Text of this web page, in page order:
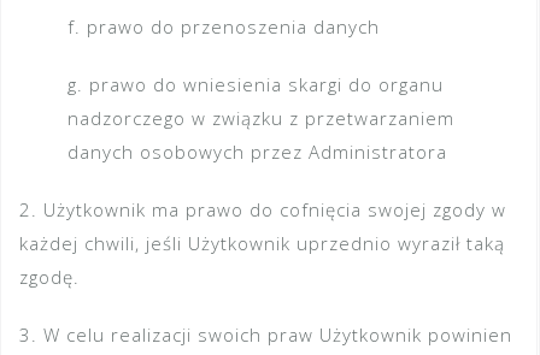
f. prawo do przenoszenia danych
g. prawo do wniesienia skargi do organu
nadzorczego w związku z przetwarzaniem
danych osobowych przez Administratora
2. Użytkownik ma prawo do cofnięcia swojej zgody w
każdej chwili, jeśli Użytkownik uprzednio wyraził taką
zgodę.
3. W celu realizacji swoich praw Użytkownik powinien